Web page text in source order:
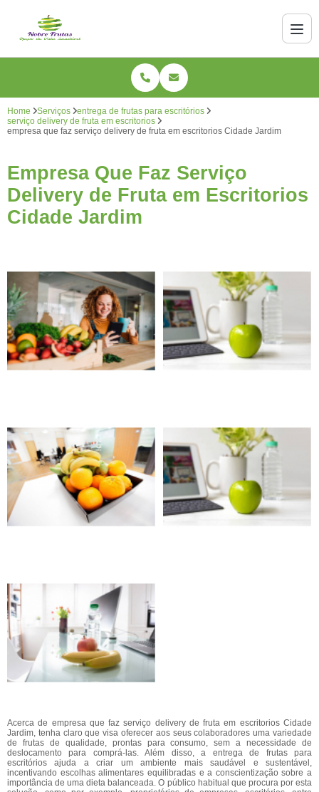
Home Serviços
entrega de frutas para escritórios
serviço delivery de fruta em escritorios
empresa que faz serviço delivery de fruta em escritorios Cidade Jardim
Empresa Que Faz Serviço
Delivery de Fruta em Escritorios
Cidade Jardim
Acerca de empresa que faz serviço delivery de fruta em escritorios Cidade
Jardim, tenha claro que visa oferecer aos seus colaboradores uma variedade
de frutas de qualidade, prontas para consumo, sem a necessidade de
deslocamento para comprá-las. Além disso, a entrega de frutas para
escritórios ajuda a criar um ambiente mais saudável e sustentável,
incentivando escolhas alimentares equilibradas e a conscientização sobre a
importância de uma dieta balanceada. O público habitual que procura por esta